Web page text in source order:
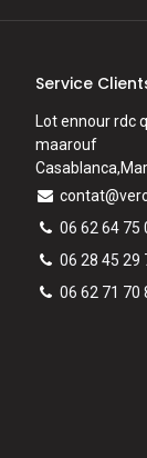
Service
Lot ennour rdc
maarouf
06 62 64 75
06 28 45 29
06 62 71 70